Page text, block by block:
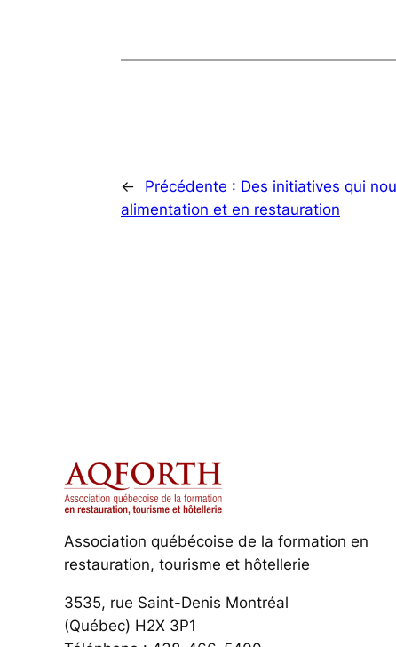
← Précédente : Des initiatives qui
alimentation et en restauration
Association québécoise de la formation en
restauration, tourisme et hôtellerie
3535, rue Saint-Denis Montréal
(Québec) H2X 3P1